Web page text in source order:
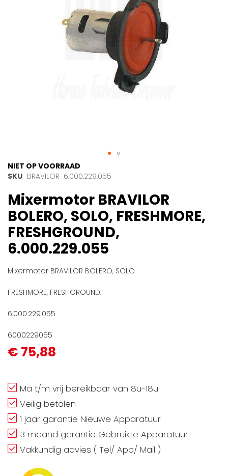
Ga
naar
begin
van
de
afbeeldingen-
gallerij
NIET OP VOORRAAD
SKU BRAVILOR_6.000.229.055
Mixermotor BRAVILOR
BOLERO, SOLO, FRESHMORE,
FRESHGROUND,
6.000.229.055
Mixermotor BRAVILOR BOLERO, SOLO
FRESHMORE, FRESHGROUND.
6.000.229.055
6000229055
€ 75,88
Ma t/m vrij bereikbaar van 8u-18u
Veilig betalen
1 jaar garantie Nieuwe Apparatuur
3 maand garantie Gebruikte Apparatuur
Vakkundig advies ( Tel/ App/ Mail )